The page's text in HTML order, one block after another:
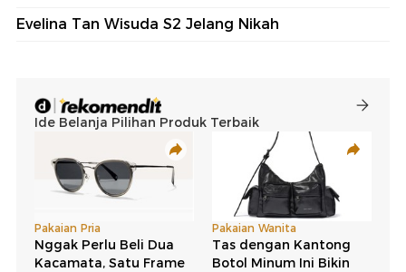
Evelina Tan Wisuda S2 Jelang Nikah